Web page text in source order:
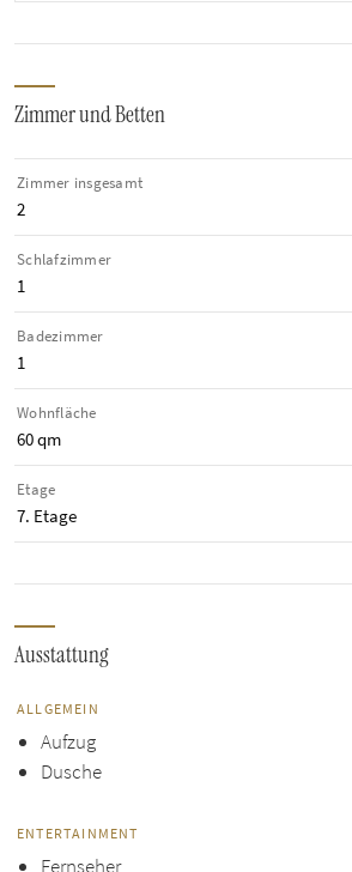
Zimmer und Betten
Zimmer insgesamt
2
Schlafzimmer
1
Badezimmer
1
Wohnfläche
60 qm
Etage
7. Etage
Ausstattung
ALLGEMEIN
Aufzug
Dusche
ENTERTAINMENT
Fernseher